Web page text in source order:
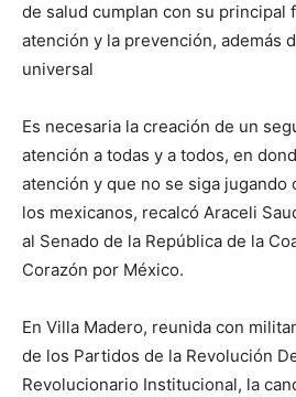
de salud cumplan con su principal
atención y la prevención, además
universal
Es necesaria la creación de un
atención a todas y a todos, en
atención y que no se siga jugando
los mexicanos, recalcó Araceli
al Senado de la República de la
Corazón por México.
En Villa Madero, reunida con
de los Partidos de la Revolución
Revolucionario Institucional, la